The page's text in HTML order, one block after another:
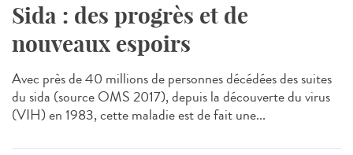
Sida : des progrès et de
nouveaux espoirs
Avec près de 40 millions de personnes décédées des suites
du sida (source OMS 2017), depuis la découverte du virus
(VIH) en 1983, cette maladie est de fait une...